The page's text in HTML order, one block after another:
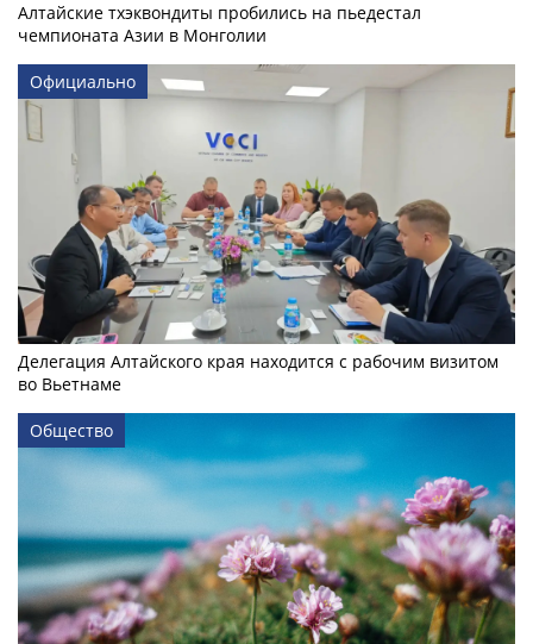
Алтайские тхэквондиты пробились на пьедестал
чемпионата Азии в Монголии
Официально
Делегация Алтайского края находится с рабочим визитом
во Вьетнаме
Общество